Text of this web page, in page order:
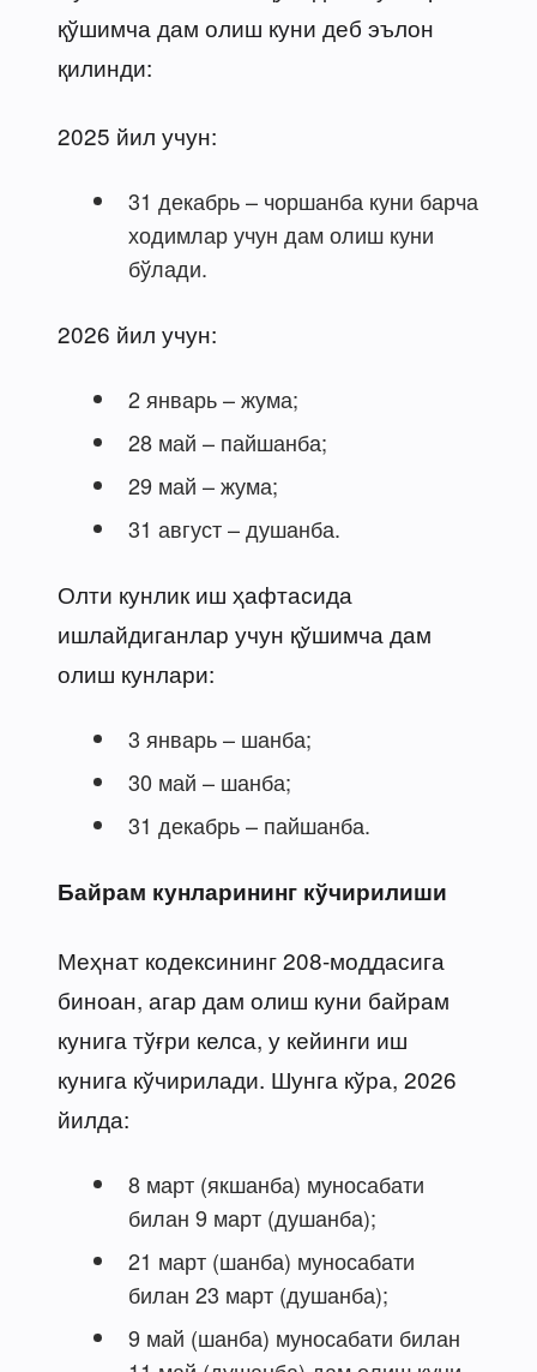
қўшимча дам олиш куни деб эълон
қилинди:
2025 йил учун:
31 декабрь – чоршанба куни барча
ходимлар учун дам олиш куни
бўлади.
2026 йил учун:
2 январь – жума;
28 май – пайшанба;
29 май – жума;
31 август – душанба.
Олти кунлик иш ҳафтасида
ишлайдиганлар учун қўшимча дам
олиш кунлари:
3 январь – шанба;
30 май – шанба;
31 декабрь – пайшанба.
Байрам кунларининг кўчирилиши
Меҳнат кодексининг 208-моддасига
биноан, агар дам олиш куни байрам
кунига тўғри келса, у кейинги иш
кунига кўчирилади. Шунга кўра, 2026
йилда:
8 март (якшанба) муносабати
билан 9 март (душанба);
21 март (шанба) муносабати
билан 23 март (душанба);
9 май (шанба) муносабати билан